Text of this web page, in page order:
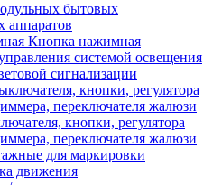
бытовых
аппаратов
Кнопка нажимная
системой освещения
сигнализации
кнопки, регулятора
переключателя жалюзи
для маркировки
движения